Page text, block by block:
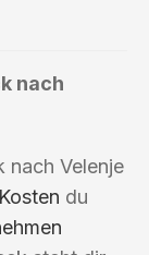
nach
nach Velenje
Kosten du